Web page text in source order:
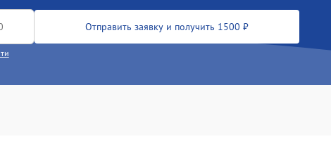
Отправить заявку и получить 1500 ₽